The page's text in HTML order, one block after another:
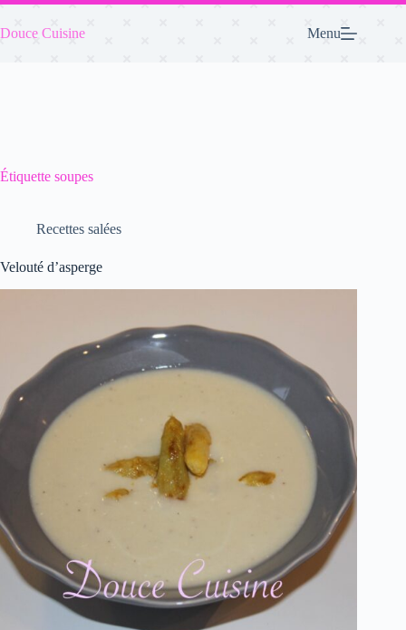
Passer
contenu
Douce Cuisine Menu
Étiquette soupes
Recettes salées
Velouté d’asperge